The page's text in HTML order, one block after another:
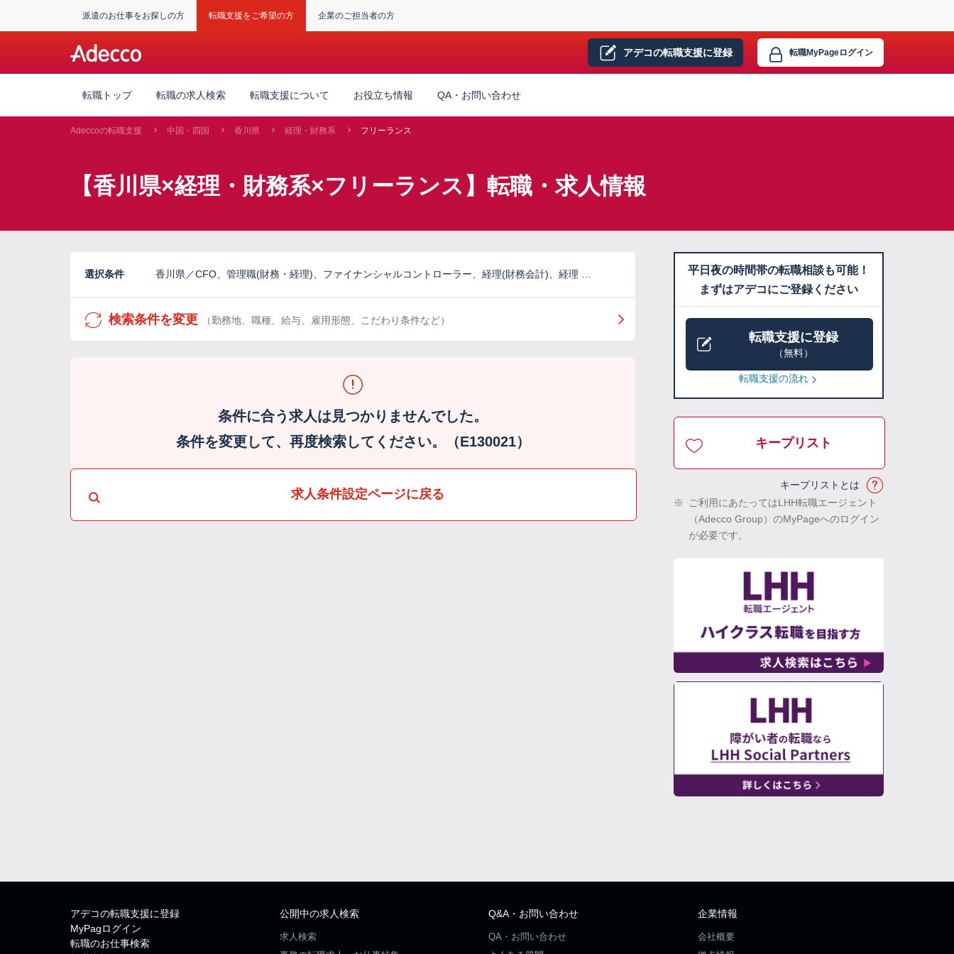
派遣のお仕事をお探しの方 転職支援をご希望の方 企業のご担当者の方
アデコの転職支援に登録 転職MyPageログイン
転職トップ 転職の求人検索 転職支援について お役立ち情報 QA・お問い合わせ
Adeccoの転職支援 中国・四国 香川県 経理・財務系 フリーランス
【香川県×経理・財務系×フリーランス】転職・求人情報
選択条件 香川県／CFO、管理職(財務・経理)、ファイナンシャルコントローラー、経理(財務会計)、経理 …
検索条件を変更 （勤務地、職種、給与、雇用形態、こだわり条件など）
条件に合う求人は見つかりませんでした。
条件を変更して、再度検索してください。（E130021）
求人条件設定ページに戻る
平日夜の時間帯の転職相談も可能！
まずはアデコにご登録ください
転職支援に登録
（無料）
転職支援の流れ
キープリスト
キープリストとは
※
ご利用にあたってはLHH転職エージェント
（Adecco Group）のMyPageへのログイン
が必要です。
アデコの転職支援に登録
MyPagログイン
転職のお仕事検索
公開中の求人検索
求人検索
Q&A・お問い合わせ
QA・お問い合わせ
企業情報
会社概要